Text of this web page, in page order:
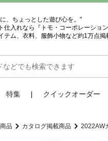
、ちょっとした遊び心を。"
仕入れなら『トモ・コーポレーション
テム、衣料、服飾小物など約1万点掲
特集 クイックオーダー
品 カタログ掲載商品 2022AW